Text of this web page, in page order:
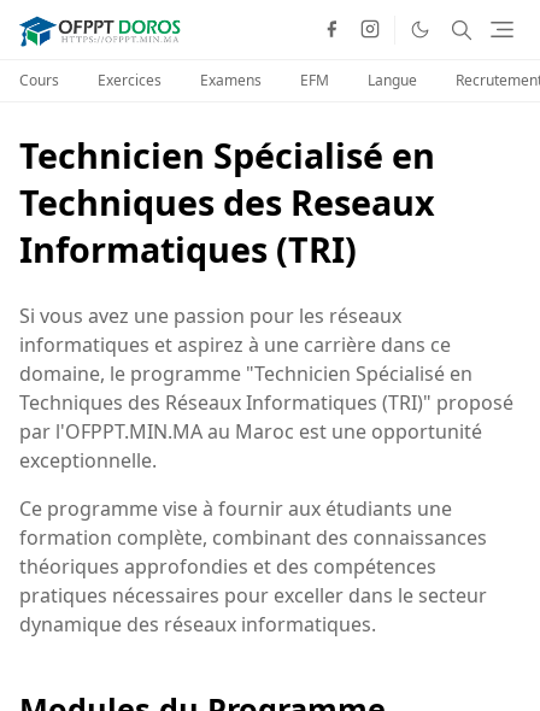
Cours Exercices Examens EFM Langue
Technicien Spécialisé en
Techniques des Reseaux
Informatiques (TRI)
Si vous avez une passion pour les réseaux
informatiques et aspirez à une carrière dans ce
domaine, le programme "Technicien Spécialisé en
Techniques des Réseaux Informatiques (TRI)" proposé
par l'OFPPT.MIN.MA au Maroc est une opportunité
exceptionnelle.
Ce programme vise à fournir aux étudiants une
formation complète, combinant des connaissances
théoriques approfondies et des compétences
pratiques nécessaires pour exceller dans le secteur
dynamique des réseaux informatiques.